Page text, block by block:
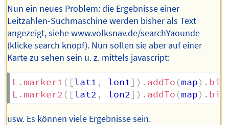
Nun ein neues Problem: die Ergebnisse einer
Leitzahlen-Suchmaschine werden bisher als Text
angezeigt, siehe www.volksnav.de/searchYaounde
(klicke search knopf). Nun sollen sie aber auf einer
Karte zu sehen sein u. z. mittels javascript:
L . marker1 ( [lat1 , lon1] ) . addTo (map) .
L . marker2 ( [lat2 , lon2] ) . addTo (map) .
usw. Es können viele Ergebnisse sein.